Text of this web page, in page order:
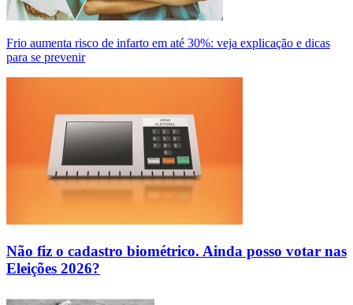
Frio aumenta risco de infarto em até 30%: veja explicação e dicas
para se prevenir
Não fiz o cadastro biométrico. Ainda posso votar nas
Eleições 2026?